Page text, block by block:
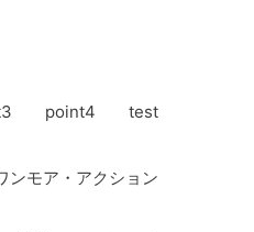
point4 test
ンモア・アクション